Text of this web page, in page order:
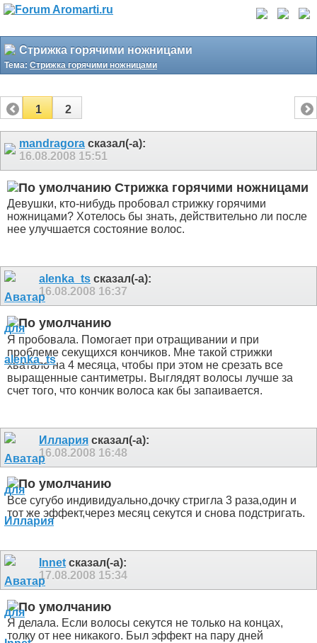
Стрижка горячими ножницами
Тема: Стрижка горячими ножницами
1 2
mandragora сказал(-а):
16.08.2008 15:51
Стрижка горячими ножницами
Девушки, кто-нибудь пробовал стрижку горячими
ножницами? Хотелось бы знать, действительно ли после
нее улучшается состояние волос.
alenka_ts сказал(-а):
16.08.2008 16:37
Я пробовала. Помогает при отращивании и при
проблеме секущихся кончиков. Мне такой стрижки
хватало на 4 месяца, чтобы при этом не срезать все
выращенные сантиметры. Выглядят волосы лучше за
счет того, что кончик волоса как бы запаивается.
Иллария сказал(-а):
16.08.2008 16:48
Все сугубо индивидуально,дочку стригла 3 раза,один и
тот же эффект,через месяц секутся и снова подстригать.
Innet сказал(-а):
17.08.2008 15:34
Я делала. Если волосы секутся не только на концах,
толку от нее никакого. Был эффект на пару дней